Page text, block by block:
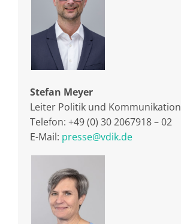
Stefan Meyer
Leiter Politik und Kommunikation
Telefon: +49 (0) 30 2067918 – 02
E-Mail: presse@vdik.de